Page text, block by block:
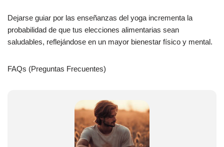
Dejarse guiar por las enseñanzas del yoga incrementa la
probabilidad de que tus elecciones alimentarias sean
saludables, reflejándose en un mayor bienestar físico y mental.
FAQs (Preguntas Frecuentes)